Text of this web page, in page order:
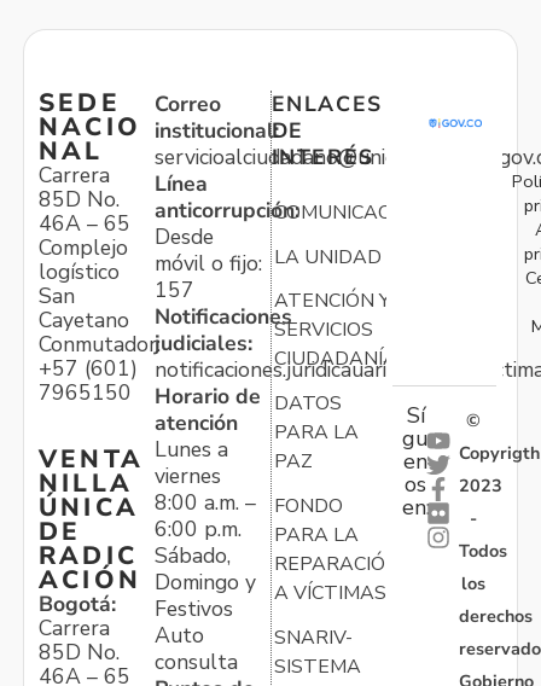
SEDE
NACIO
NAL
Carrera
85D No.
46A – 65
Complejo
logístico
San
Cayetano
Conmutador:
+57 (601)
7965150
VENTA
NILLA
ÚNICA
DE
RADIC
ACIÓN
Bogotá:
Carrera
85D No.
46A – 65
Correo
institucional:
Línea
anticorrupción:
Desde
móvil o fijo:
157
Notificaciones
judiciales:
Horario de
atención
Lunes a
viernes
8:00 a.m. –
6:00 p.m.
Sábado,
Domingo y
Festivos
Auto
consulta
ENLACES
DE
INTERÉS
COMUNICACIONES
LA UNIDAD
ATENCIÓN Y
SERVICIOS
CIUDADANÍA
DATOS
PARA LA
PAZ
FONDO
PARA LA
REPARACIÓN
A VÍCTIMAS
SNARIV-
SISTEMA
Sí
gu
en
os
en:
©
Copyrigth
2023
-
Todos
los
derechos
Gobierno